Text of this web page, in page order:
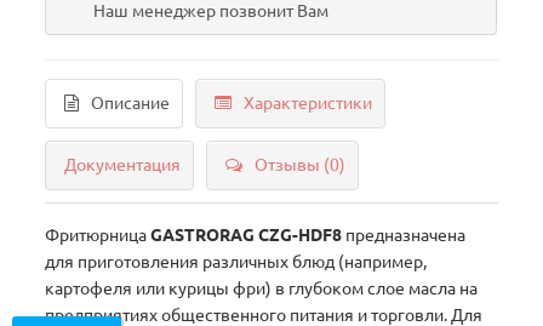
Наш менеджер позвонит Вам
Описание Характеристики
Документация Отзывы (0)
ФритюрницаGASTRORAG CZG-HDF8 предназначена
для приготовления различных блюд (например,
картофеля или курицы фри) в глубоком слое масла на
предприятиях общественного питания и торговли. Для